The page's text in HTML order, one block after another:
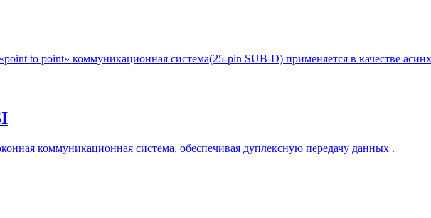
to point» коммуникационная система(25-pin SUB-D) применяется в качестве
коммуникационная система, обеспечивая дуплексную передачу данных .